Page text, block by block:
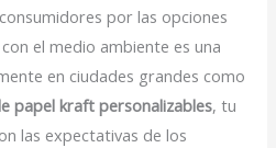
por las opciones
el medio ambiente es una
en ciudades grandes como
papel kraft personalizables, tu
las expectativas de los